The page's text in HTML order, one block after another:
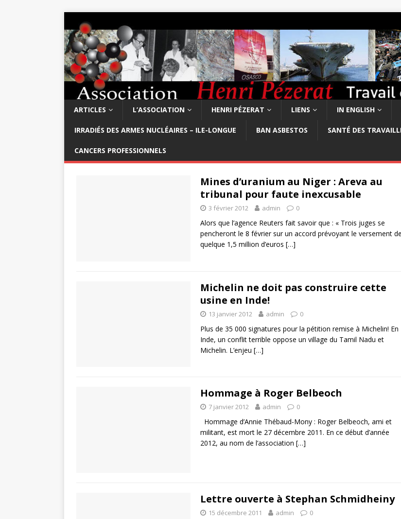
ARTICLES L’ASSOCIATION HENRI PÉZERAT LIENS IN ENGLISH
IRRADIÉS DES ARMES NUCLÉAIRES – ILE-LONGUE BAN ASBESTOS SANTÉ DES
CANCERS PROFESSIONNELS
Mines d’uranium au Niger : Areva au
tribunal pour faute inexcusable
3 février 2012 admin 0
Alors que l’agence Reuters fait savoir que : « Trois juges se
pencheront le 8 février sur un accord prévoyant le versement
quelque 1,5 million d’euros […]
Michelin ne doit pas construire cette
usine en Inde!
13 janvier 2012 admin 0
Plus de 35 000 signatures pour la pétition remise à Michelin! En
Inde, un conflit terrible oppose un village du Tamil Nadu et
Michelin. L’enjeu […]
Hommage à Roger Belbeoch
7 janvier 2012 admin 0
Hommage d’Annie Thébaud-Mony : Roger Belbeoch, ami et
militant, est mort le 27 décembre 2011. En ce début d’année
2012, au nom de l’association […]
Lettre ouverte à Stephan Schmidheiny
15 décembre 2011 admin 0